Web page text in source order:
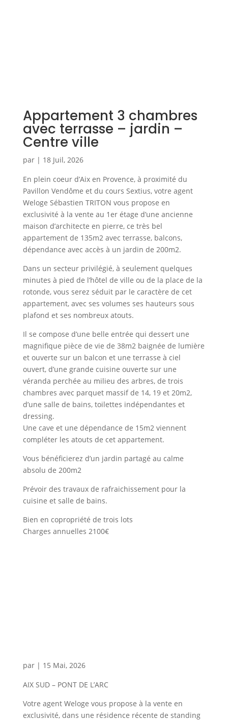
Appartement 3 chambres
avec terrasse – jardin –
Centre ville
par | 18 Juil, 2026
En plein coeur d’Aix en Provence, à proximité du
Pavillon Vendôme et du cours Sextius, votre agent
Weloge Sébastien TRITON vous propose en
exclusivité à la vente au 1er étage d’une ancienne
maison d’architecte en pierre, ce très bel
appartement de 135m2 avec terrasse, balcons,
dépendance avec accès à un jardin de 200m2.
Dans un secteur privilégié, à seulement quelques
minutes à pied de l’hôtel de ville ou de la place de la
rotonde, vous serez séduit par le caractère de cet
appartement, avec ses volumes ses hauteurs sous
plafond et ses nombreux atouts.
Il se compose d’une belle entrée qui dessert une
magnifique pièce de vie de 38m2 baignée de lumière
et ouverte sur un balcon et une terrasse à ciel
ouvert, d’une grande cuisine ouverte sur une
véranda perchée au milieu des arbres, de trois
chambres avec parquet massif de 14, 19 et 20m2,
d’une salle de bains, toilettes indépendantes et
dressing.
Une cave et une dépendance de 15m2 viennent
compléter les atouts de cet appartement.
Vous bénéficierez d’un jardin partagé au calme
absolu de 200m2
Prévoir des travaux de rafraichissement pour la
cuisine et salle de bains.
Bien en copropriété de trois lots
Charges annuelles 2100€
par | 15 Mai, 2026
AIX SUD – PONT DE L’ARC
Votre agent Weloge vous propose à la vente en
exclusivité, dans une résidence récente de standing